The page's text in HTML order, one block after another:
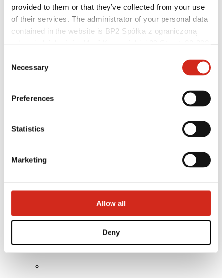
provided to them or that they’ve collected from your use
of their services. The administrator of your personal data
contained in the website is BP2 Spółka z ograniczoną
121387608.
Selection
Necessary
Preferences
Statistics
Marketing
Allow all
Deny
Arhitecți